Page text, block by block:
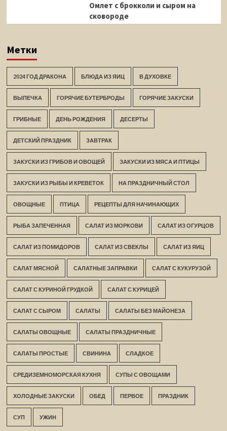
Омлет с брокколи и сыром на
сковороде
Метки
2024 ГОД ДРАКОНА БЛЮДА ИЗ ЯИЦ В ДУХОВКЕ
ВЫПЕЧКА ГОРЯЧИЕ БУТЕРБРОДЫ ГОРЯЧИЕ ЗАКУСКИ
ГРИБНЫЕ ДЕНЬ РОЖДЕНИЯ ДЕСЕРТЫ
ДЕТСКИЙ ПРАЗДНИК ЗАВТРАК
ЗАКУСКИ ИЗ ГРИБОВ И ОВОЩЕЙ ЗАКУСКИ ИЗ МЯСА И ПТИЦЫ
ЗАКУСКИ ИЗ РЫБЫ И КРЕВЕТОК НА ПРАЗДНИЧНЫЙ СТОЛ
ОВОЩНЫЕ ПТИЦА РЕЦЕПТЫ ДЛЯ НАЧИНАЮЩИХ
РЫБА ЗАПЕЧЕННАЯ САЛАТ ИЗ МОРКОВИ САЛАТ ИЗ ОГУРЦОВ
САЛАТ ИЗ ПОМИДОРОВ САЛАТ ИЗ СВЕКЛЫ САЛАТ ИЗ ЯИЦ
САЛАТ МЯСНОЙ САЛАТНЫЕ ЗАПРАВКИ САЛАТ С КУКУРУЗОЙ
САЛАТ С КУРИНОЙ ГРУДКОЙ САЛАТ С КУРИЦЕЙ
САЛАТ С СЫРОМ САЛАТЫ САЛАТЫ БЕЗ МАЙОНЕЗА
САЛАТЫ ОВОЩНЫЕ САЛАТЫ ПРАЗДНИЧНЫЕ
САЛАТЫ ПРОСТЫЕ СВИНИНА СЛАДКОЕ
СРЕДИЗЕМНОМОРСКАЯ КУХНЯ СУПЫ С ОВОЩАМИ
ХОЛОДНЫЕ ЗАКУСКИ ОБЕД ПЕРВОЕ ПРАЗДНИК
СУП УЖИН